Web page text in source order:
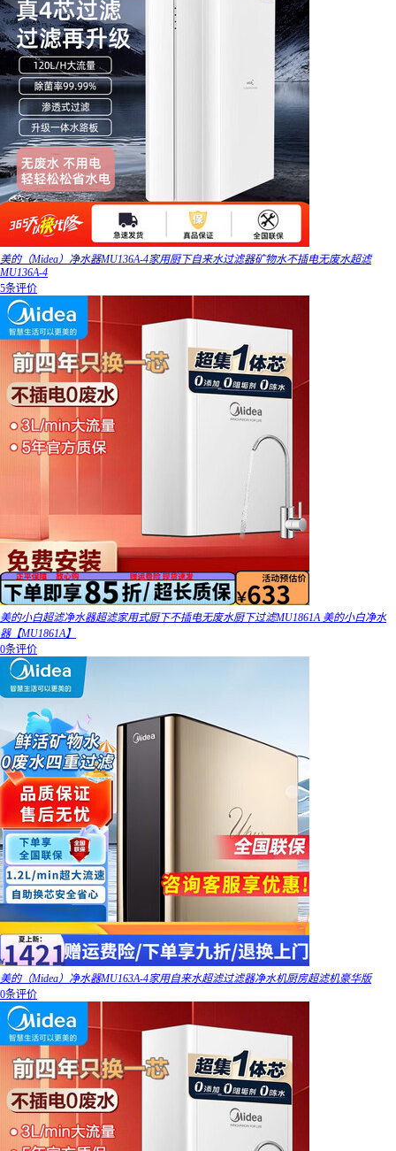
美的（Midea）净水器MU136A-4家用厨下自来水过滤器矿物水不插电无废水超滤
MU136A-4
5条评价
美的小白超滤净水器超滤家用式厨下不插电无废水厨下过滤MU1861A 美的小白净水
器【MU1861A】
0条评价
美的（Midea）净水器MU163A-4家用自来水超滤过滤器净水机厨房超滤机豪华版
0条评价